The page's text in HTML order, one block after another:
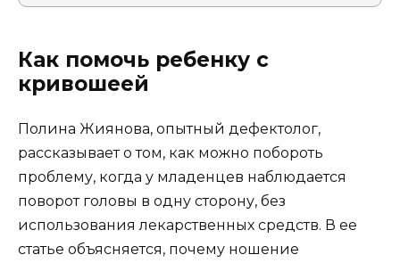
Как помочь ребенку с
кривошеей
Полина Жиянова, опытный дефектолог,
рассказывает о том, как можно побороть
проблему, когда у младенцев наблюдается
поворот головы в одну сторону, без
использования лекарственных средств. В ее
статье объясняется, почему ношение